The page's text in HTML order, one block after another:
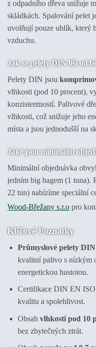
z odpadního dřeva snižuje
skládkách. Spalování pelet
uvolňují pouze uhlík, který
vzduchu.
Jak se pelety DIN liší od
Pelety DIN jsou
vlhkosti (pod 10 procent),
konzistentností. Palivové
vlhkosti, což snižuje jeho
místa a jsou jednodušší na
Jaké jsou minimální
Minimální objednávka
jedním big bagem (1 tuna).
22 tun) nabízíme speciální
Wood-Břežany s.r.o pro
Klíčové Poznatky
Průmyslové pelety DIN
kvalitní palivo s nízkým
energetickou hustotou.
Certifikace DIN EN ISO
kvalitu a spolehlivost.
Obsah vlhkosti pod 10
bez zbytečných ztrát.